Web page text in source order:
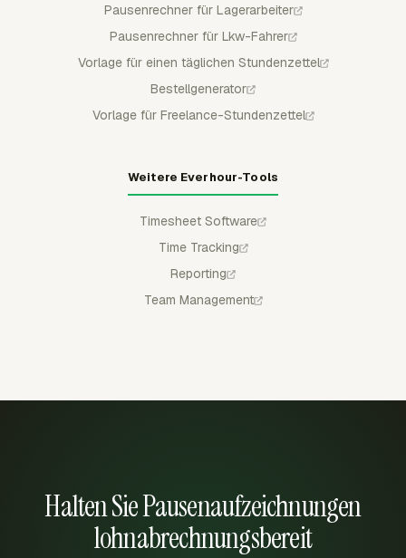
Pausenrechner für Lagerarbeiter
Pausenrechner für Lkw-Fahrer
Vorlage für einen täglichen Stundenzettel
Bestellgenerator
Vorlage für Freelance-Stundenzettel
Weitere Everhour-Tools
Timesheet Software
Time Tracking
Reporting
Team Management
Halten Sie Pausenaufzeichnungen
lohnabrechnungsbereit